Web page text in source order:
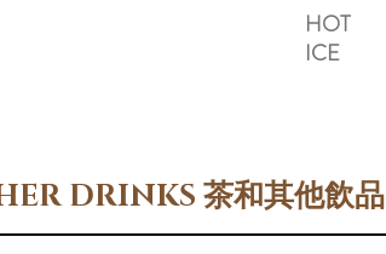
HOT
ICE
DRINKS 茶和其他飲品